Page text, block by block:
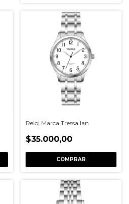
Reloj Marca Tressa Ian
$35.000,00
COMPRAR